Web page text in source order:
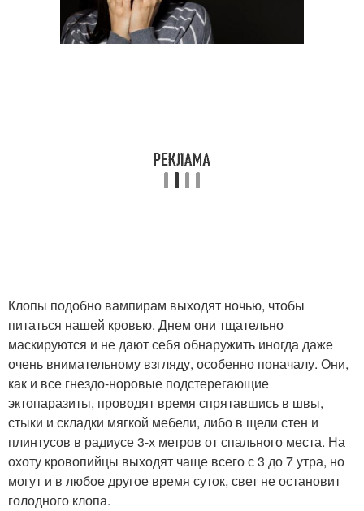
Клопы подобно вампирам выходят ночью, чтобы
питаться нашей кровью. Днем они тщательно
маскируются и не дают себя обнаружить иногда даже
очень внимательному взгляду, особенно поначалу. Они,
как и все гнездо-норовые подстерегающие
эктопаразиты, проводят время спрятавшись в швы,
стыки и складки мягкой мебели, либо в щели стен и
плинтусов в радиусе 3-х метров от спального места. На
охоту кровопийцы выходят чаще всего с 3 до 7 утра, но
могут и в любое другое время суток, свет не остановит
голодного клопа.